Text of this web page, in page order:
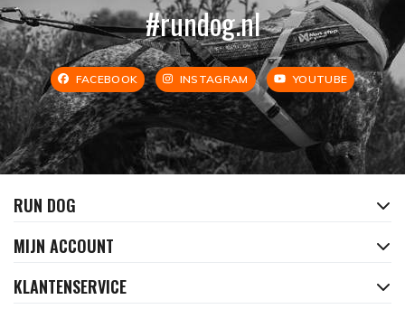
#rundog.nl
FACEBOOK INSTAGRAM YOUTUBE
RUN DOG
MIJN ACCOUNT
KLANTENSERVICE